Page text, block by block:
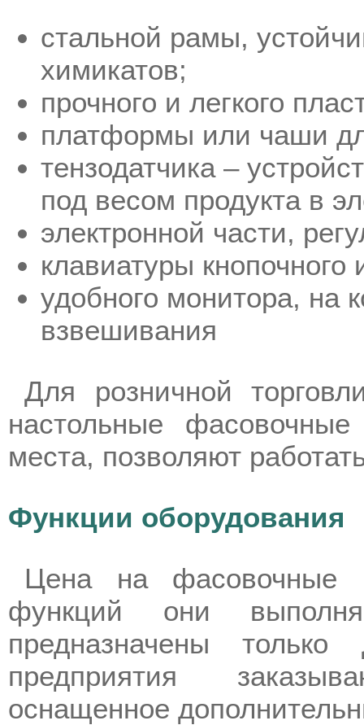
стальной рамы,
химикатов;
прочного и легкого
платформы или чаши
тензодатчика –
под весом продукта в
электронной части,
клавиатуры кнопочного
удобного монитора, на
взвешивания
Для розничной
настольные
места, позволяют
Функции оборудования
Цена на фасовочные
функций они
предназначены
предприятия
оснащенное